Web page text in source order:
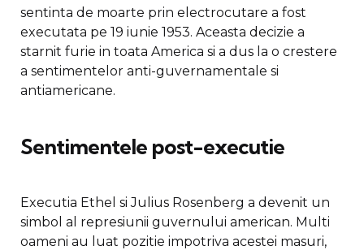
sentinta de moarte prin electrocutare a fost
executata pe 19 iunie 1953. Aceasta decizie a
starnit furie in toata America si a dus la o crestere
a sentimentelor anti-guvernamentale si
antiamericane.
Sentimentele post-executie
Executia Ethel si Julius Rosenberg a devenit un
simbol al represiunii guvernului american. Multi
oameni au luat pozitie impotriva acestei masuri,